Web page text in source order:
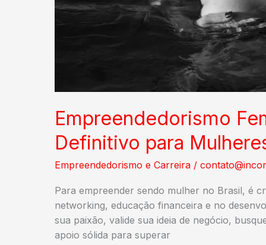
Empreendedorismo
Definitivo para
Empreendedorismo e Carreira /
Para empreender sendo mulher no Brasil, é
networking, educação financeira e no
sua paixão, valide sua ideia de negócio,
apoio sólida para superar